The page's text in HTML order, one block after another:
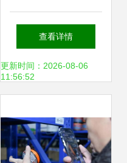
售厂家 品质与服务
的双重保障
查看详情
更新时间：2026-08-06
11:56:52